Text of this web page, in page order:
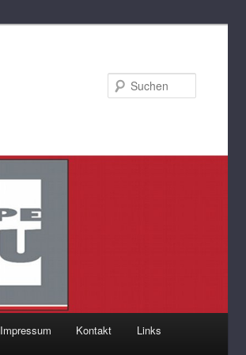
Impressum Kontakt Links